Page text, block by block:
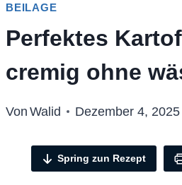
BEILAGE
Perfektes
cremig ohne
Von Walid Dezember 4, 2025
Spring zun Rezept